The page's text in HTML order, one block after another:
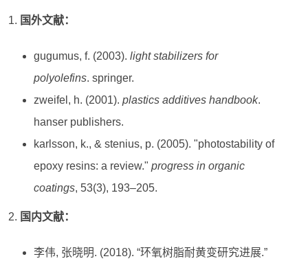
国外文献：
gugumus, f. (2003). light stabilizers for
polyolefins. springer.
zweifel, h. (2001). plastics additives handbook.
hanser publishers.
karlsson, k., & stenius, p. (2005). "photostability of
epoxy resins: a review." progress in organic
coatings, 53(3), 193–205.
国内文献：
李伟, 张晓明. (2018). “环氧树脂耐黄变研究进展.”